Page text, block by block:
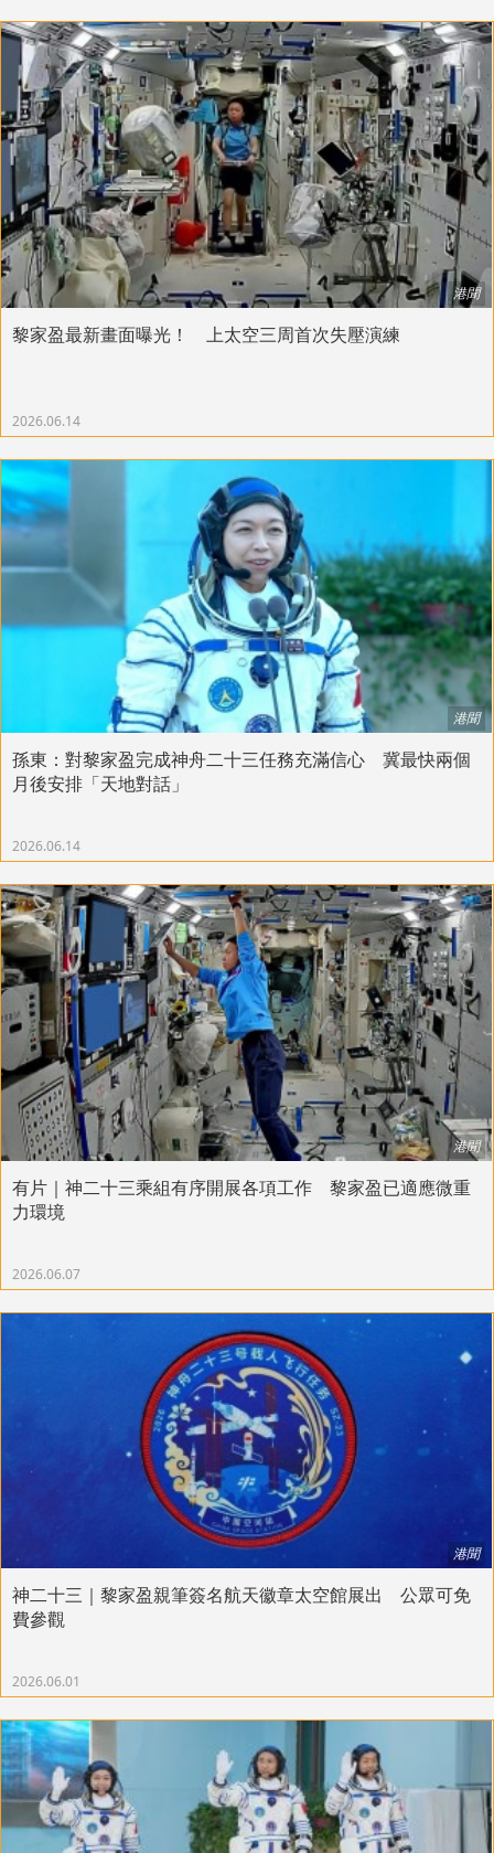
港聞
黎家盈最新畫面曝光！ 上太空三周首次失壓演練
2026.06.14
港聞
孫東：對黎家盈完成神舟二十三任務充滿信心 冀最快兩個
月後安排「天地對話」
2026.06.14
港聞
有片｜神二十三乘組有序開展各項工作 黎家盈已適應微重
力環境
2026.06.07
港聞
神二十三｜黎家盈親筆簽名航天徽章太空館展出 公眾可免
費參觀
2026.06.01